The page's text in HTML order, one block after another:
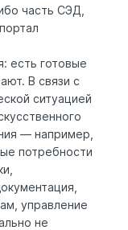
часть СЭД,
есть готовые
В связи с
ситуацией
— например,
потребности
управление
не